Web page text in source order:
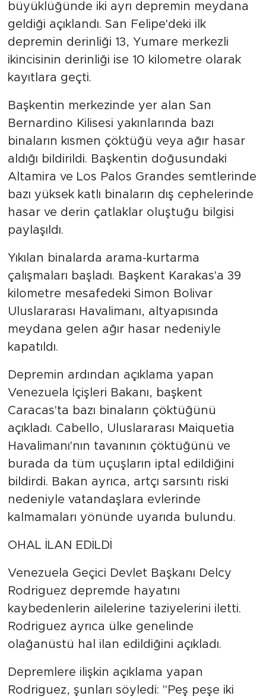
büyüklüğünde iki ayrı depremin meydana
geldiği açıklandı. San Felipe'deki ilk
depremin derinliği 13, Yumare merkezli
ikincisinin derinliği ise 10 kilometre olarak
kayıtlara geçti.
Başkentin merkezinde yer alan San
Bernardino Kilisesi yakınlarında bazı
binaların kısmen çöktüğü veya ağır hasar
aldığı bildirildi. Başkentin doğusundaki
Altamira ve Los Palos Grandes semtlerinde
bazı yüksek katlı binaların dış cephelerinde
hasar ve derin çatlaklar oluştuğu bilgisi
paylaşıldı.
Yıkılan binalarda arama-kurtarma
çalışmaları başladı. Başkent Karakas'a 39
kilometre mesafedeki Simon Bolivar
Uluslararası Havalimanı, altyapısında
meydana gelen ağır hasar nedeniyle
kapatıldı.
Depremin ardından açıklama yapan
Venezuela İçişleri Bakanı, başkent
Caracas'ta bazı binaların çöktüğünü
açıkladı. Cabello, Uluslararası Maiquetia
Havalimanı'nın tavanının çöktüğünü ve
burada da tüm uçuşların iptal edildiğini
bildirdi. Bakan ayrıca, artçı sarsıntı riski
nedeniyle vatandaşlara evlerinde
kalmamaları yönünde uyarıda bulundu.
OHAL İLAN EDİLDİ
Venezuela Geçici Devlet Başkanı Delcy
Rodriguez depremde hayatını
kaybedenlerin ailelerine taziyelerini iletti.
Rodriguez ayrıca ülke genelinde
olağanüstü hal ilan edildiğini açıkladı.
Depremlere ilişkin açıklama yapan
Rodriguez, şunları söyledi: "Peş peşe iki